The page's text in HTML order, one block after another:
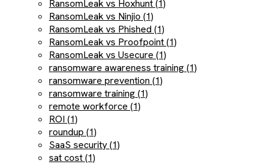
RansomLeak vs Hoxhunt (1)
RansomLeak vs Ninjio (1)
RansomLeak vs Phished (1)
RansomLeak vs Proofpoint (1)
RansomLeak vs Usecure (1)
ransomware awareness training (1)
ransomware prevention (1)
ransomware training (1)
remote workforce (1)
ROI (1)
roundup (1)
SaaS security (1)
sat cost (1)